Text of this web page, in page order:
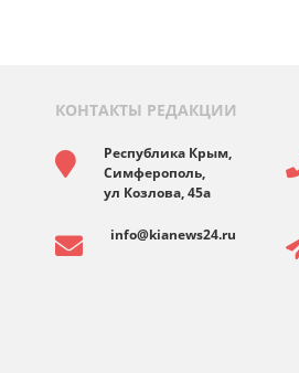
КОНТАКТЫ РЕДАКЦИИ
Республика Крым,
Симферополь,
ул Козлова, 45а
info@kianews24.ru